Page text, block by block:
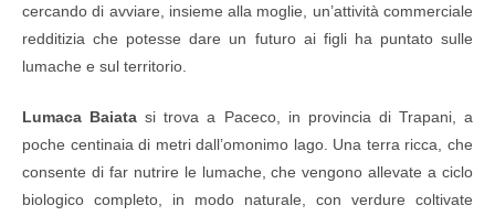
cercando di avviare, insieme alla moglie, un’attività commerciale
redditizia che potesse dare un futuro ai figli ha puntato sulle
lumache e sul territorio.
Lumaca Baiata si trova a Paceco, in provincia di Trapani, a
poche centinaia di metri dall’omonimo lago. Una terra ricca, che
consente di far nutrire le lumache, che vengono allevate a ciclo
biologico completo, in modo naturale, con verdure coltivate